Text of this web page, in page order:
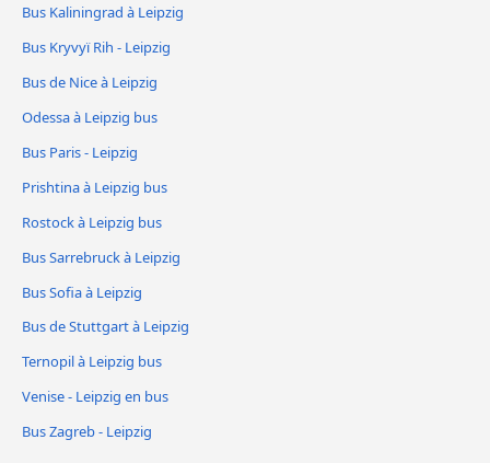
Bus Kaliningrad à Leipzig
Bus Kryvyï Rih - Leipzig
Bus de Nice à Leipzig
Odessa à Leipzig bus
Bus Paris - Leipzig
Prishtina à Leipzig bus
Rostock à Leipzig bus
Bus Sarrebruck à Leipzig
Bus Sofia à Leipzig
Bus de Stuttgart à Leipzig
Ternopil à Leipzig bus
Venise - Leipzig en bus
Bus Zagreb - Leipzig